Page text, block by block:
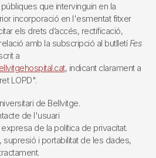
que intervinguin en la
incorporació en l'esmentat fitxer
els drets d’accés, rectificació,
amb la subscripció al butlletí Fes
a
, indicant clarament a
LOPD".
de Bellvitge.
de l'usuari
de la política de privacitat.
supresió i portabilitat de les dades,